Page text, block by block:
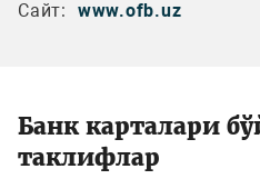
Сайт:
www.ofb.uz
Банк карталари
таклифлар